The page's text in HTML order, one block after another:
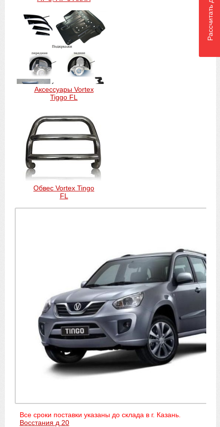
Аксессуары Vortex
Tiggo FL
Обвес Vortex Tingo
FL
Все сроки поставки указаны до склада в г. Казань.
Восстания д 20